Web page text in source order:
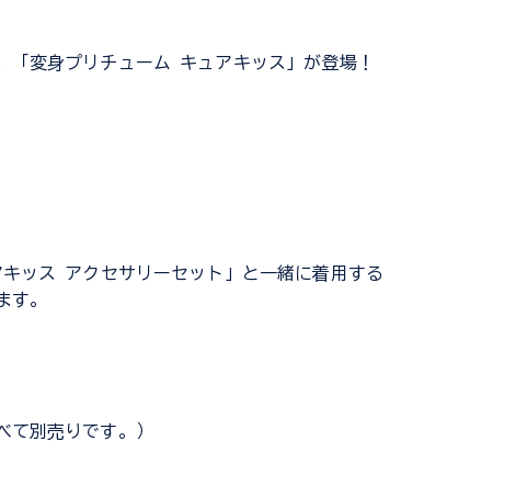
「変身プリチューム キュアキッス」が登場！
ッス アクセサリーセット」と一緒に着用する
す。
て別売りです。）